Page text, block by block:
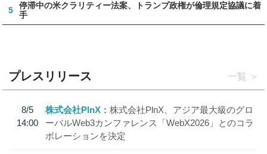
5
停滞中の米クラリティー法案、トランプ政権が倫理規定協議に着
手
プレスリリース 一覧
8/5
14:00
株式会社PlnX
株式会社PlnX、アジア最大級のグロ
ーバルWeb3カンファレンス「WebX2026」とのコラ
ボレーションを決定